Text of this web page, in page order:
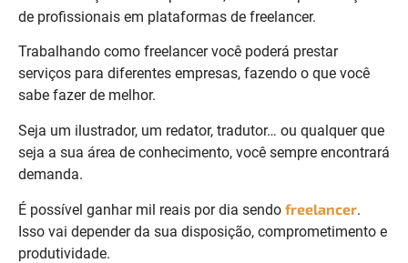
de profissionais em plataformas de freelancer.
Trabalhando como freelancer você poderá prestar
serviços para diferentes empresas, fazendo o que você
sabe fazer de melhor.
Seja um ilustrador, um redator, tradutor… ou qualquer que
seja a sua área de conhecimento, você sempre encontrará
demanda.
É possível ganhar mil reais por dia sendo freelancer.
Isso vai depender da sua disposição, comprometimento e
produtividade.